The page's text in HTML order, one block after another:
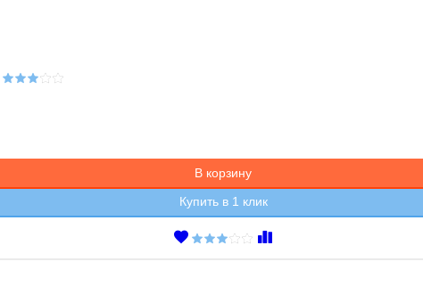
В корзину
Купить в 1 клик